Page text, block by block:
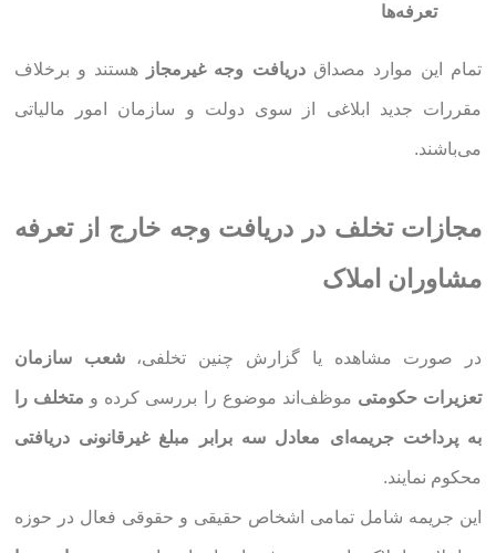
تعرفه‌ها
تمام این موارد مصداقدریافت وجه غیرمجاز هستند و برخلاف
مقررات جدید ابلاغی از سوی دولت و سازمان امور مالیاتی
می‌باشند.
مجازات تخلف در دریافتوجه خارج از تعرفه
مشاوران املاک
در صورت مشاهده یا گزارش چنین تخلفی،شعب سازمان
تعزیرات حکومتی موظف‌اند موضوع را بررسی کرده و متخلف را
به پرداخت جریمه‌ای معادل سه برابر مبلغ غیرقانونی دریافتی
محکوم نمایند.
این جریمه شامل تمامی اشخاص حقیقی و حقوقی فعال در حوزه